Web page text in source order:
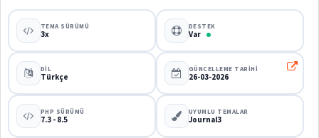
TEMA SÜRÜMÜ
3x
DESTEK
Var
DIL
Türkçe
GÜNCELLEME TARIHI
26-03-2026
PHP SÜRÜMÜ
7.3 - 8.5
UYUMLU TEMALAR
Journal3